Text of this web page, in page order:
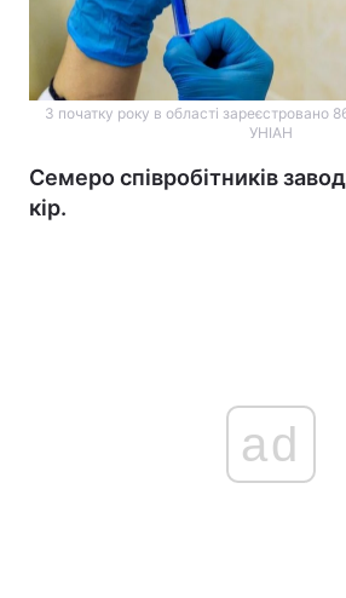
З початку року в області зареєстровано
УНІАН
Семеро співробітників
кір.
ad